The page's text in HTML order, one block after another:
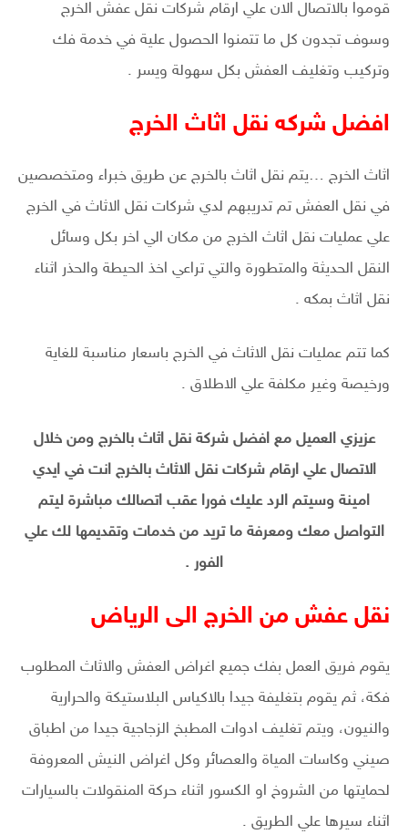
قوموا بالاتصال الان علي ارقام شركات نقل عفش الخرج
وسوف تجدون كل ما تتمنوا الحصول علية في خدمة فك
وتركيب وتغليف العفش بكل سهولة ويسر .
افضل شركه نقل اثاث الخرج
اثاث الخرج …يتم نقل اثاث بالخرج عن طريق خبراء ومتخصصين
في نقل العفش تم تدريبهم لدي شركات نقل الاثاث في الخرج
علي عمليات نقل اثاث الخرج من مكان الي اخر بكل وسائل
النقل الحديثة والمتطورة والتي تراعي اخذ الحيطة والحذر اثناء
نقل اثاث بمكه .
كما تتم عمليات نقل الاثاث في الخرج باسعار مناسبة للغاية
ورخيصة وغير مكلفة علي الاطلاق .
عزيزي العميل مع افضل شركة نقل اثاث بالخرج ومن خلال
الاتصال علي ارقام شركات نقل الاثاث بالخرج انت في ايدي
امينة وسيتم الرد عليك فورا عقب اتصالك مباشرة ليتم
التواصل معك ومعرفة ما تريد من خدمات وتقديمها لك علي
الفور .
نقل عفش من الخرج الى الرياض
يقوم فريق العمل بفك جميع اغراض العفش والاثاث المطلوب
فكة، ثم يقوم بتغليفة جيدا بالاكياس البلاستيكة والحرارية
والنيون، ويتم تغليف ادوات المطبخ الزجاجية جيدا من اطباق
صيني وكاسات المياة والعصائر وكل اغراض النيش المعروفة
لحمايتها من الشروخ او الكسور اثناء حركة المنقولات بالسيارات
اثناء سيرها علي الطريق .